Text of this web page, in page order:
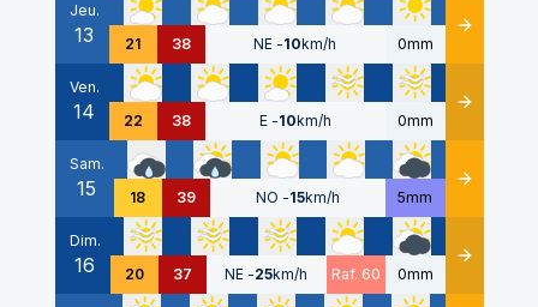
Jeu.
13 21 38 NE -10km/h 0mm Détails
Ven.
14 22 38 E -10km/h 0mm Détails
Sam.
15 18 39 NO -15km/h 5mm Détails
Dim.
16 20 37 NE -25km/h Raf. 60 0mm Détails